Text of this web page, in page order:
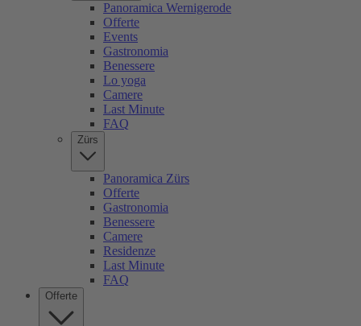
Panoramica Wernigerode
Offerte
Events
Gastronomia
Benessere
Lo yoga
Camere
Last Minute
FAQ
Zürs
Panoramica Zürs
Offerte
Gastronomia
Benessere
Camere
Residenze
Last Minute
FAQ
Offerte